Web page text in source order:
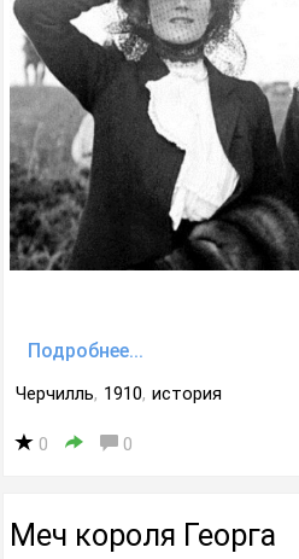
Подробнее...
Черчилль, 1910, история
0 0
Меч короля Георга